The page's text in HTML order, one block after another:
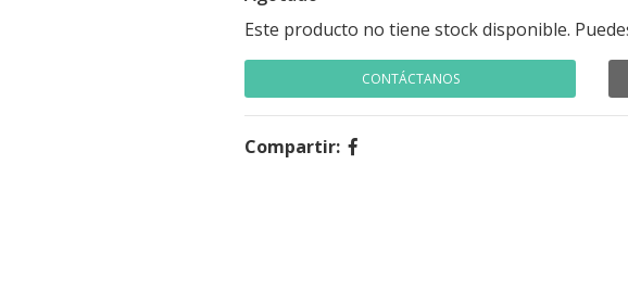
Este producto no tiene stock disponible.
CONTÁCTANOS
Compartir: